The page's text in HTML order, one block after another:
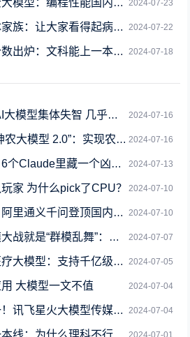
2024-07-23
：编程性能国内排名第一
2024-07-22
让大家看得起病、看得好病
2024-07-18
科能上一本、理科最好是二本
2024-07-16
型集体失智 几乎全翻车了
2024-07-16
：实现农业物联网、智能装备互联融合
2024-07-13
里藏一个凶手！刚上线就被挤爆
2024-07-10
家 为什么pick了CPU？
2024-07-10
顶国内第一：超越一众开闭源模型
2024-07-07
“群模乱舞”：是在浪费电
2024-07-05
型：支持千亿级视觉识别
2024-07-04
大模型一文不值
2024-07-04
火大模型传媒方向评测居首
2024-07-01
线：为什么理科不行